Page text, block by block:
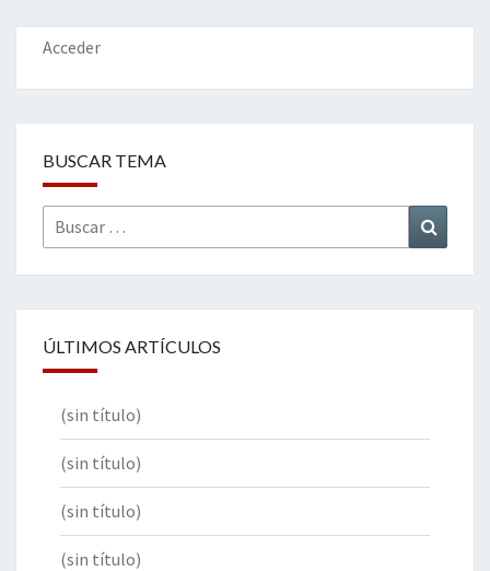
o
k
n
ar
Acceder
BUSCAR TEMA
Buscar
por:
ÚLTIMOS ARTÍCULOS
(sin título)
(sin título)
(sin título)
(sin título)